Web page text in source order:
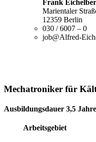
Frank
Marientaler
12359 Berlin
030 / 6007 – 0
job@Alfred-
Mechatroniker für
Ausbildungsdauer 3,5 Jahre
Arbeitsgebiet